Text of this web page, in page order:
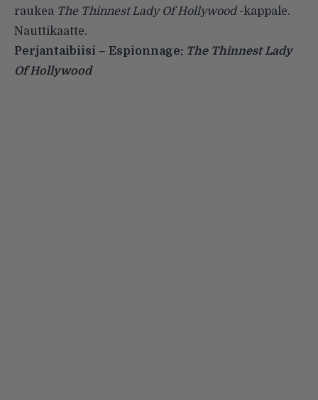
raukea The Thinnest Lady Of Hollywood -kappale.
Nauttikaatte.
Perjantaibiisi – Espionnage: The Thinnest Lady
Of Hollywood